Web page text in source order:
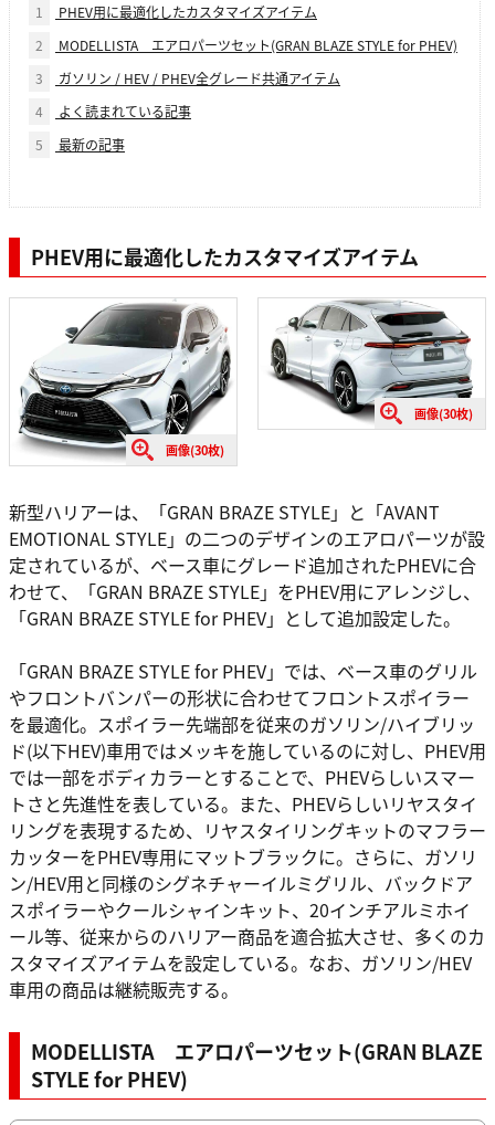
1
PHEV用に最適化したカスタマイズアイテム
2
MODELLISTA エアロパーツセット(GRAN BLAZE STYLE for PHEV)
3
ガソリン / HEV / PHEV全グレード共通アイテム
4
よく読まれている記事
5
最新の記事
PHEV用に最適化したカスタマイズアイテム
画像(30枚)
画像(30枚)
新型ハリアーは、「GRAN BRAZE STYLE」と「AVANT
EMOTIONAL STYLE」の二つのデザインのエアロパーツが設
定されているが、ベース車にグレード追加されたPHEVに合
わせて、「GRAN BRAZE STYLE」をPHEV用にアレンジし、
「GRAN BRAZE STYLE for PHEV」として追加設定した。
「GRAN BRAZE STYLE for PHEV」では、ベース車のグリル
やフロントバンパーの形状に合わせてフロントスポイラー
を最適化。スポイラー先端部を従来のガソリン/ハイブリッ
ド(以下HEV)車用ではメッキを施しているのに対し、PHEV用
では一部をボディカラーとすることで、PHEVらしいスマー
トさと先進性を表している。また、PHEVらしいリヤスタイ
リングを表現するため、リヤスタイリングキットのマフラー
カッターをPHEV専用にマットブラックに。さらに、ガソリ
ン/HEV用と同様のシグネチャーイルミグリル、バックドア
スポイラーやクールシャインキット、20インチアルミホイ
ール等、従来からのハリアー商品を適合拡大させ、多くのカ
スタマイズアイテムを設定している。なお、ガソリン/HEV
車用の商品は継続販売する。
MODELLISTA エアロパーツセット(GRAN BLAZE
STYLE for PHEV)